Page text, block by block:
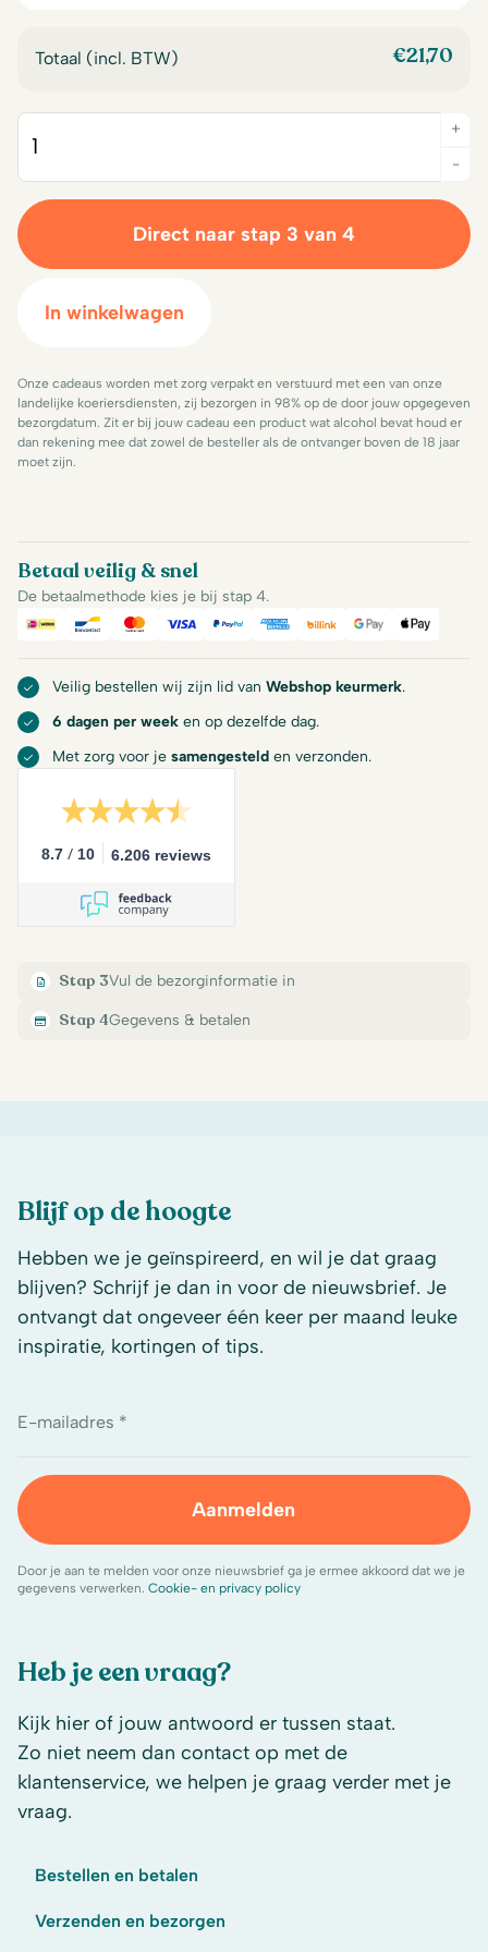
Totaal (incl. BTW) €21,70
-
+
Direct naar stap 3 van 4
In winkelwagen
Onze cadeaus worden met zorg verpakt en verstuurd met een van onze
landelijke koeriersdiensten, zij bezorgen in 98% op de door jouw opgegeven
bezorgdatum. Zit er bij jouw cadeau een product wat alcohol bevat houd er
dan rekening mee dat zowel de besteller als de ontvanger boven de 18 jaar
moet zijn.
Betaal veilig & snel
De betaalmethode kies je bij stap 4.
iDeal Bancontact
Mastercard
Visa PayPalAmerican Express
BillinkGoogle Pay
Apple
Veilig bestellen wij zijn lid van Webshop keurmerk.
6 dagen per week en op dezelfde dag.
Met zorg voor je samengesteld en verzonden.
8.7 / 10 6.206 reviews
Stap 3Vul de bezorginformatie in
Stap 4Gegevens & betalen
Heb je een vraag?
Kijk hier of jouw antwoord er tussen staat.
Zo niet neem dan contact op met de
klantenservice, we helpen je graag verder met je
vraag.
Bestellen en betalen
Verzenden en bezorgen
Blijf op de hoogte
Hebben we je geïnspireerd, en wil je dat graag
blijven? Schrijf je dan in voor de nieuwsbrief. Je
ontvangt dat ongeveer één keer per maand leuke
inspiratie, kortingen of tips.
E-mailadres *
Aanmelden
Door je aan te melden voor onze nieuwsbrief ga je ermee akkoord dat we je
gegevens verwerken. Cookie- en privacy policy